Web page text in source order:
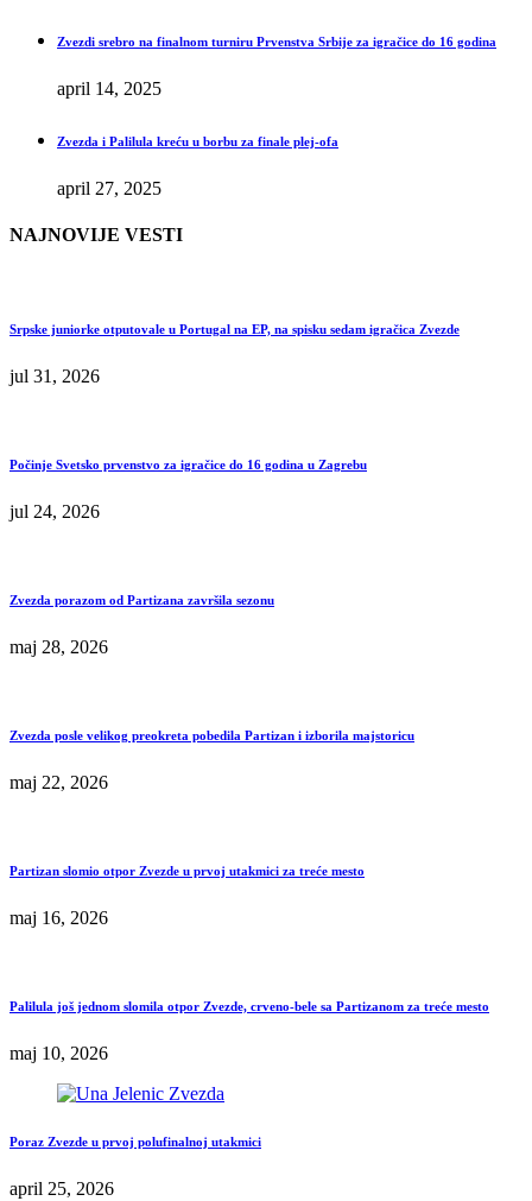
Zvezdi srebro na finalnom turniru Prvenstva Srbije za igračice do 16 godina
april 14, 2025
Zvezda i Palilula kreću u borbu za finale plej-ofa
april 27, 2025
NAJNOVIJE VESTI
Srpske juniorke otputovale u Portugal na EP, na spisku sedam igračica Zvezde
jul 31, 2026
Počinje Svetsko prvenstvo za igračice do 16 godina u Zagrebu
jul 24, 2026
Zvezda porazom od Partizana završila sezonu
maj 28, 2026
Zvezda posle velikog preokreta pobedila Partizan i izborila majstoricu
maj 22, 2026
Partizan slomio otpor Zvezde u prvoj utakmici za treće mesto
maj 16, 2026
Palilula još jednom slomila otpor Zvezde, crveno-bele sa Partizanom za treće mesto
maj 10, 2026
Poraz Zvezde u prvoj polufinalnoj utakmici
april 25, 2026